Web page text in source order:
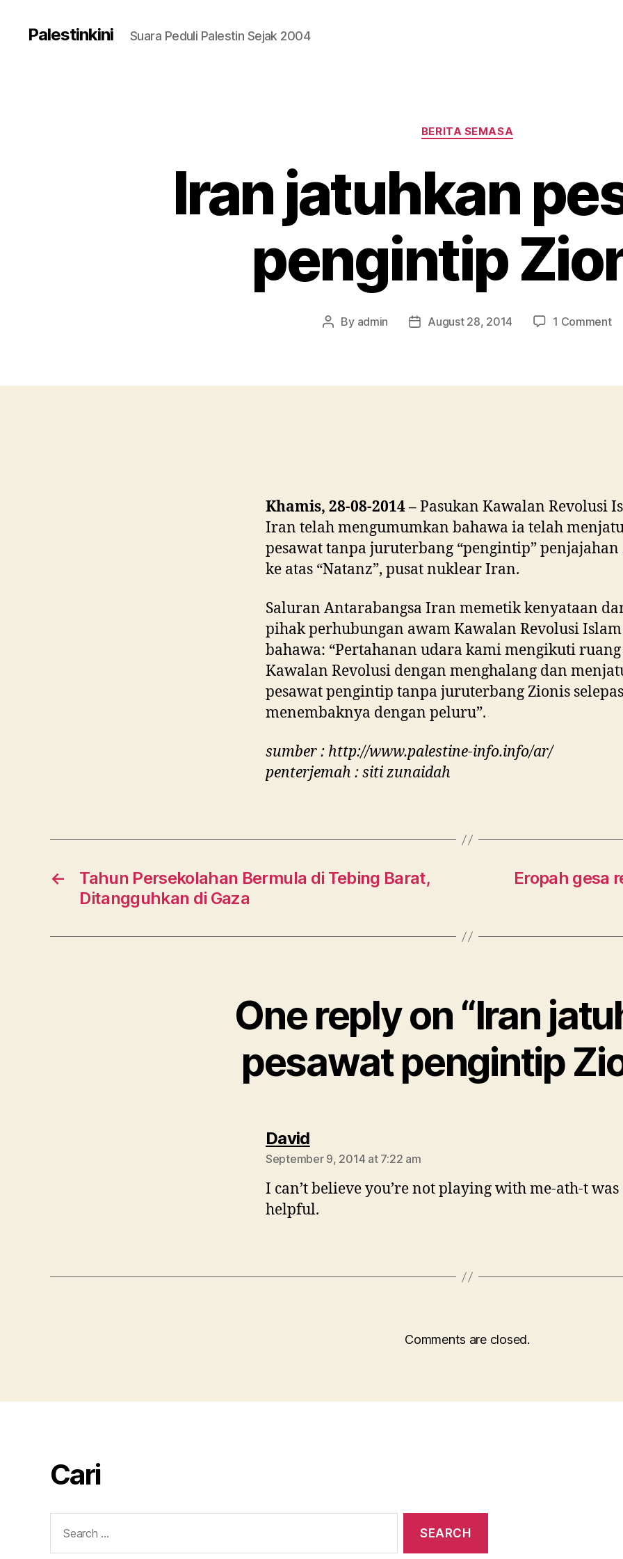
Palestinkini Suara Peduli Palestin Sejak 2004
Categories
BERITA SEMASA
Iran jatuhkan
pengintip
Post
By admin
PostAugust 28, 2014 1 Commenton
Khamis, 28-08-2014 –Pasukan Kawalan Revolusi
Iran telah mengumumkan bahawa ia telah
pesawat tanpa juruterbang “pengintip” penjajahan
ke atas “Natanz”, pusat nuklear Iran.
Saluran Antarabangsa Iran memetik kenyataan
pihak perhubungan awam Kawalan Revolusi Islam
bahawa: “Pertahanan udara kami mengikuti
Kawalan Revolusi dengan menghalang dan
pesawat pengintip tanpa juruterbang Zionis selepas
menembaknya dengan peluru”.
sumber : http://www.palestine-info.info/ar/
penterjemah : siti zunaidah
←
Tahun Persekolahan Bermula di Tebing Barat,
Ditangguhkan di Gaza
Eropah gesa
One reply on “Iran
pesawat pengintip
Davidsays:
September 9, 2014 at 7:22 am
I can’t believe you’re not playing with me-ath-t was
helpful.
Comments are closed.
Cari
for: